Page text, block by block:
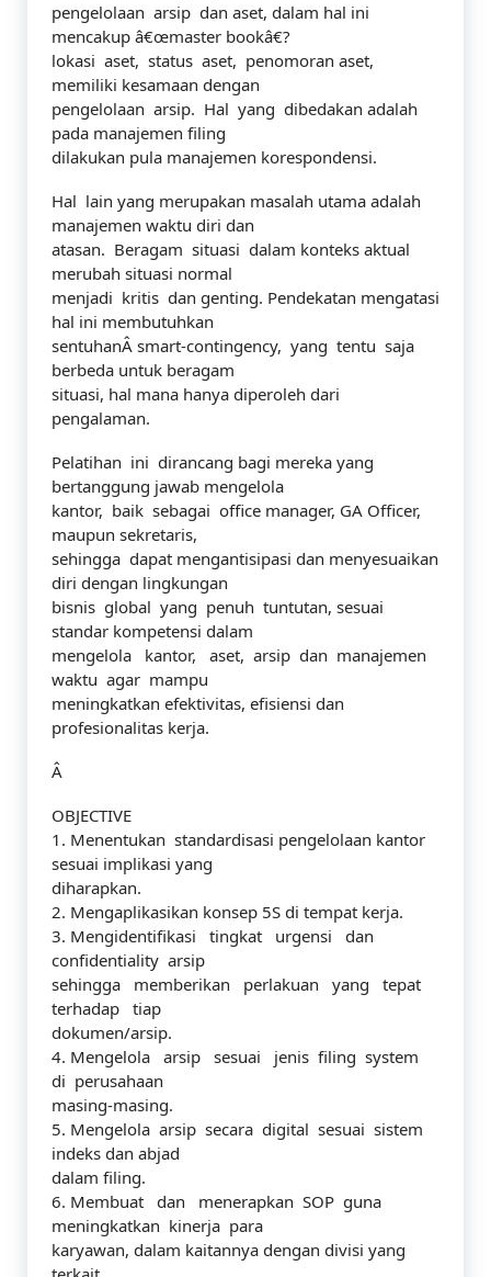
pengelolaan arsip dan aset, dalam hal ini
mencakup â€œmaster bookâ€?
lokasi aset, status aset, penomoran aset,
memiliki kesamaan dengan
pengelolaan arsip. Hal yang dibedakan adalah
pada manajemen filing
dilakukan pula manajemen korespondensi.
Hal lain yang merupakan masalah utama adalah
manajemen waktu diri dan
atasan. Beragam situasi dalam konteks aktual
merubah situasi normal
menjadi kritis dan genting. Pendekatan mengatasi
hal ini membutuhkan
sentuhanÂ smart-contingency, yang tentu saja
berbeda untuk beragam
situasi, hal mana hanya diperoleh dari
pengalaman.
Pelatihan ini dirancang bagi mereka yang
bertanggung jawab mengelola
kantor, baik sebagai office manager, GA Officer,
maupun sekretaris,
sehingga dapat mengantisipasi dan menyesuaikan
diri dengan lingkungan
bisnis global yang penuh tuntutan, sesuai
standar kompetensi dalam
mengelola kantor, aset, arsip dan manajemen
waktu agar mampu
meningkatkan efektivitas, efisiensi dan
profesionalitas kerja.
Â
OBJECTIVE
1. Menentukan standardisasi pengelolaan kantor
sesuai implikasi yang
diharapkan.
2. Mengaplikasikan konsep 5S di tempat kerja.
3. Mengidentifikasi tingkat urgensi dan
confidentiality arsip
sehingga memberikan perlakuan yang tepat
terhadap tiap
dokumen/arsip.
4. Mengelola arsip sesuai jenis filing system
di perusahaan
masing-masing.
5. Mengelola arsip secara digital sesuai sistem
indeks dan abjad
dalam filing.
6. Membuat dan menerapkan SOP guna
meningkatkan kinerja para
karyawan, dalam kaitannya dengan divisi yang